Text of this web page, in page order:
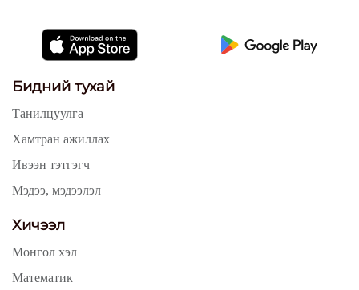
Бидний тухай
Танилцуулга
Хамтран ажиллах
Ивээн тэтгэгч
Мэдээ, мэдээлэл
Хичээл
Монгол хэл
Математик